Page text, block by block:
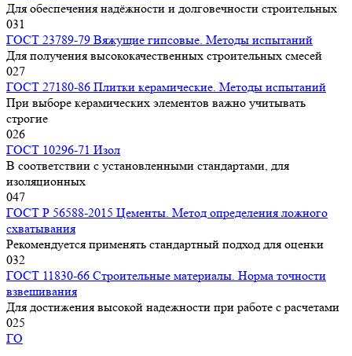
Для обеспечения надёжности и долговечности строительных
031
ГОСТ 23789-79 Вяжущие гипсовые. Методы испытаний
Для получения высококачественных строительных смесей
027
ГОСТ 27180-86 Плитки керамические. Методы испытаний
При выборе керамических элементов важно учитывать
строгие
026
ГОСТ 10296-71 Изол
В соответствии с установленными стандартами, для
изоляционных
047
ГОСТ Р 56588-2015 Цементы. Метод определения ложного
схватывания
Рекомендуется применять стандартный подход для оценки
032
ГОСТ 11830-66 Строительные материалы. Норма точности
взвешивания
Для достижения высокой надежности при работе с расчетами
025
ГО